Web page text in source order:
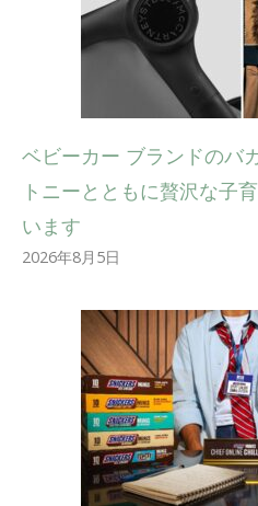
ベビーカー ブランドのバ
トニーとともに贅沢な子
います
2026年8月5日